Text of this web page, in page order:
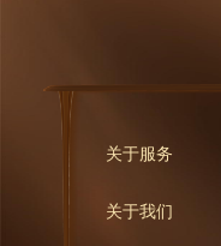
关于服务
关于我们